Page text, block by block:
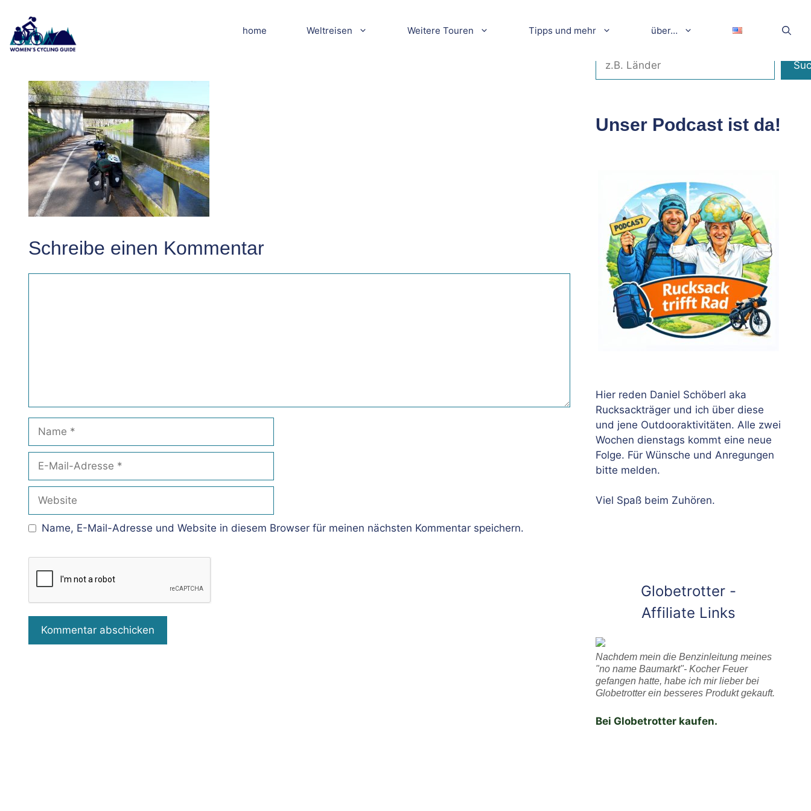
Inhalt
springen
home Weltreisen Weitere Touren Tipps und mehr über…
20190419_145010kl
Schreibe einen Kommentar
Mail-
Adresse
Name, E-Mail-Adresse und Website in diesem Browser für meinen nächsten Kommentar speichern.
Unser Podcast ist da!
Hier reden Daniel Schöberl aka
Rucksackträger und ich über diese
und jene Outdooraktivitäten. Alle zwei
Wochen dienstags kommt eine neue
Folge. Für Wünsche und Anregungen
bitte melden.
Viel Spaß beim Zuhören.
Globetrotter -
Affiliate Links
Nachdem mein die Benzinleitung meines
"no name Baumarkt"- Kocher Feuer
gefangen hatte, habe ich mir lieber bei
Globetrotter ein besseres Produkt gekauft.
Bei Globetrotter kaufen.